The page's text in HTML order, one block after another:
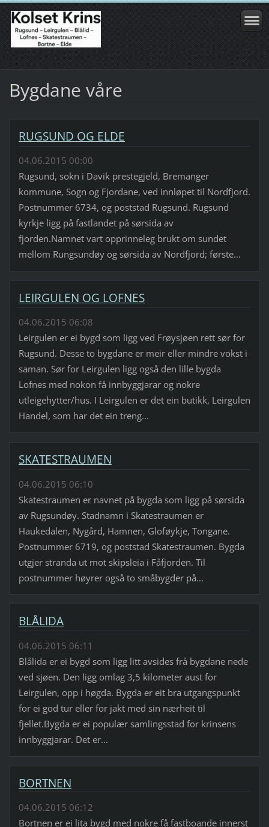
Bygdane våre
RUGSUND OG ELDE
04.06.2015 00:00
Rugsund, sokn i Davik prestegjeld, Bremanger
kommune, Sogn og Fjordane, ved innløpet til Nordfjord.
Postnummer 6734, og poststad Rugsund. Rugsund
kyrkje ligg på fastlandet på sørsida av
fjorden.Namnet vart opprinneleg brukt om sundet
mellom Rungsundøy og sørsida av Nordfjord; første...
LEIRGULEN OG LOFNES
04.06.2015 06:08
Leirgulen er ei bygd som ligg ved Frøysjøen rett sør for
Rugsund. Desse to bygdane er meir eller mindre vokst i
saman. Sør for Leirgulen ligg også den lille bygda
Lofnes med nokon få innbyggjarar og nokre
utleigehytter/hus. I Leirgulen er det ein butikk, Leirgulen
Handel, som har det ein treng...
SKATESTRAUMEN
04.06.2015 06:10
Skatestraumen er navnet på bygda som ligg på sørsida
av Rugsundøy. Stadnamn i Skatestraumen er
Haukedalen, Nygård, Hamnen, Gloføykje, Tongane.
Postnummer 6719, og poststad Skatestraumen. Bygda
utgjer stranda ut mot skipsleia i Fåfjorden. Til
postnummer høyrer også to småbygder på...
BLÅLIDA
04.06.2015 06:11
Blålida er ei bygd som ligg litt avsides frå bygdane nede
ved sjøen. Den ligg omlag 3,5 kilometer aust for
Leirgulen, opp i høgda. Bygda er eit bra utgangspunkt
for ei god tur eller for jakt med sin nærheit til
fjellet.Bygda er ei populær samlingsstad for krinsens
innbyggjarar. Det er...
BORTNEN
04.06.2015 06:12
Bortnen er ei lita bygd med nokre få fastboande innerst